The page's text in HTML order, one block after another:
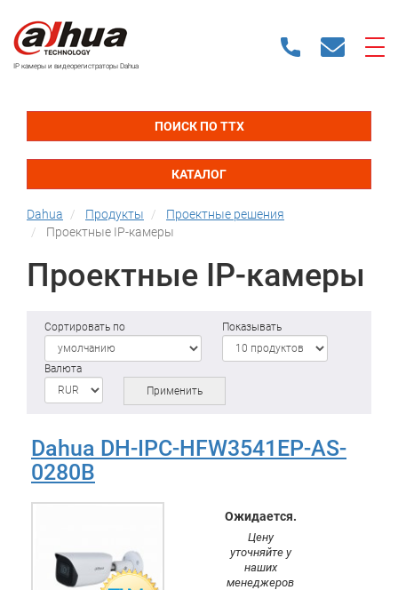
IP камеры и видеорегистраторы Dahua
ПОИСК ПО ТТХ
КАТАЛОГ
Dahua Продукты
Проектные решения
Проектные IP-камеры
Проектные IP-камеры
Сортировать по Показывать
Валюта
Применить
Dahua DH-IPC-HFW3541EP-AS-
0280B
Ожидается.
Цену
уточняйте у
наших
менеджеров